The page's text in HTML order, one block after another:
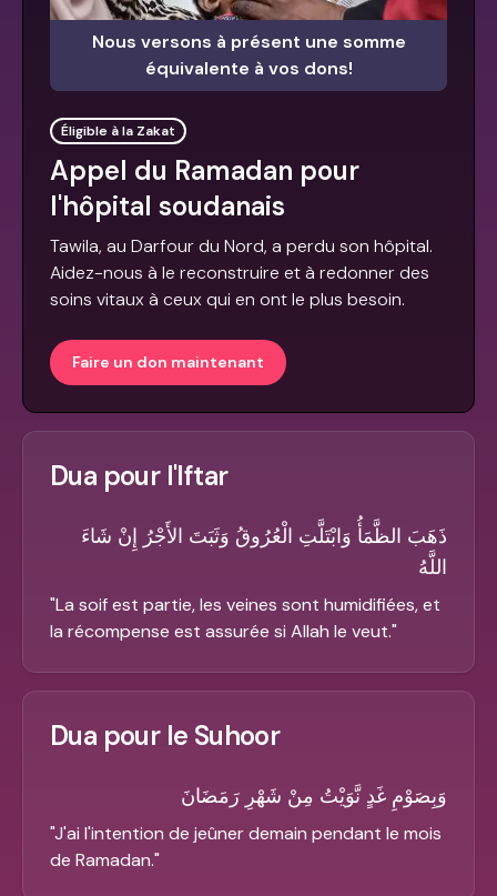
Nous versons à présent une somme
équivalente à vos dons!
Éligible à la Zakat
Appel du Ramadan pour
l'hôpital soudanais
Tawila, au Darfour du Nord, a perdu son hôpital.
Aidez-nous à le reconstruire et à redonner des
soins vitaux à ceux qui en ont le plus besoin.
Faire un don maintenant
Dua pour l'Iftar
ذَهَبَ الظَّمَأُ وَابْتَلَّتِ الْعُرُوقُ وَثَبَتَ الأَجْرُ إِنْ شَاءَ
اللَّهُ
"La soif est partie, les veines sont humidifiées, et
la récompense est assurée si Allah le veut."
Dua pour le Suhoor
وَبِصَوْمِ غَدٍ نَّوَيْتُ مِنْ شَهْرِ رَمَضَانَ
"J'ai l'intention de jeûner demain pendant le mois
de Ramadan."